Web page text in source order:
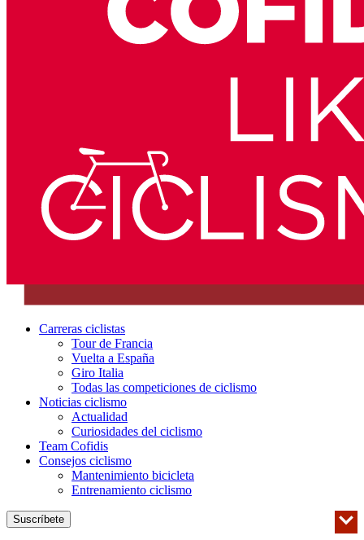
Carreras ciclistas
Tour de Francia
Vuelta a España
Giro Italia
Todas las competiciones de ciclismo
Noticias ciclismo
Actualidad
Curiosidades del ciclismo
Team Cofidis
Consejos ciclismo
Mantenimiento bicicleta
Entrenamiento ciclismo
Suscríbete